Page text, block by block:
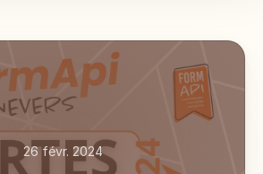
26 févr. 2024